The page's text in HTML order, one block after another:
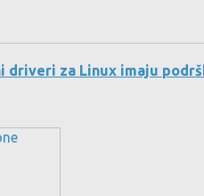
driveri za Linux imaju